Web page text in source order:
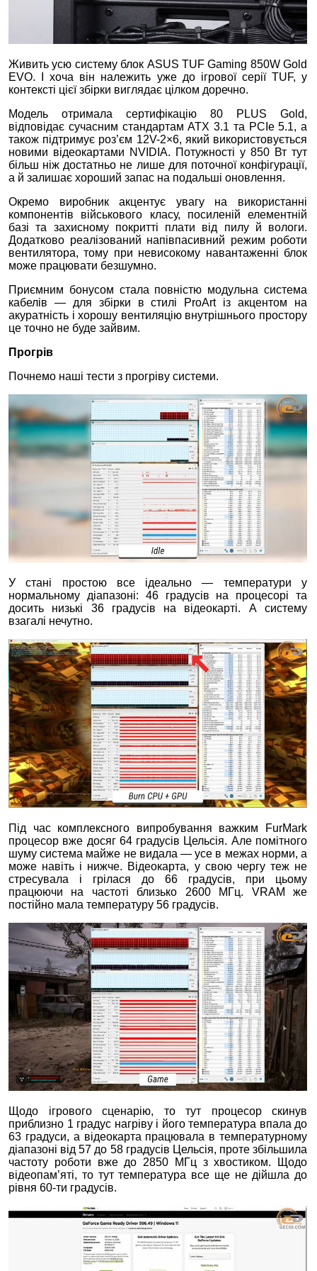
Живить усю систему блок ASUS TUF Gaming 850W Gold
EVO. І хоча він належить уже до ігрової серії TUF, у
контексті цієї збірки виглядає цілком доречно.
Модель отримала сертифікацію 80 PLUS Gold,
відповідає сучасним стандартам ATX 3.1 та PCIe 5.1, а
також підтримує роз’єм 12V-2×6, який використовується
новими відеокартами NVIDIA. Потужності у 850 Вт тут
більш ніж достатньо не лише для поточної конфігурації,
а й залишає хороший запас на подальші оновлення.
Окремо виробник акцентує увагу на використанні
компонентів військового класу, посиленій елементній
базі та захисному покритті плати від пилу й вологи.
Додатково реалізований напівпасивний режим роботи
вентилятора, тому при невисокому навантаженні блок
може працювати безшумно.
Приємним бонусом стала повністю модульна система
кабелів — для збірки в стилі ProArt із акцентом на
акуратність і хорошу вентиляцію внутрішнього простору
це точно не буде зайвим.
Прогрів
Почнемо наші тести з прогріву системи.
У стані простою все ідеально — температури у
нормальному діапазоні: 46 градусів на процесорі та
досить низькі 36 градусів на відеокарті. А систему
взагалі нечутно.
Під час комплексного випробування важким FurMark
процесор вже досяг 64 градусів Цельсія. Але помітного
шуму система майже не видала — усе в межах норми, а
може навіть і нижче. Відеокарта, у свою чергу теж не
стресувала і грілася до 66 градусів, при цьому
працюючи на частоті близько 2600 МГц. VRAM же
постійно мала температуру 56 градусів.
Щодо ігрового сценарію, то тут процесор скинув
приблизно 1 градус нагріву і його температура впала до
63 градуси, а відеокарта працювала в температурному
діапазоні від 57 до 58 градусів Цельсія, проте збільшила
частоту роботи вже до 2850 МГц з хвостиком. Щодо
відеопам’яті, то тут температура все ще не дійшла до
рівня 60-ти градусів.